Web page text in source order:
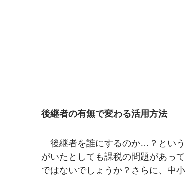
後継者の有無で変わる活用方法
後継者を誰にするのか…？という
がいたとしても課税の問題があっ
ではないでしょうか？さらに、中